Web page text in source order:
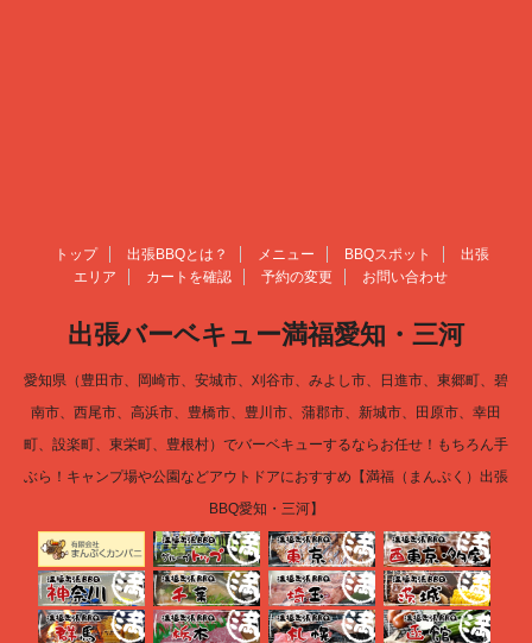
トップ 出張BBQとは？ メニュー BBQスポット
出張
エリア
カートを確認 予約の変更 お問い合わせ
出張バーベキュー満福愛知・三河
愛知県（豊田市、岡崎市、安城市、刈谷市、みよし市、日進市、東郷町、碧
南市、西尾市、高浜市、豊橋市、豊川市、蒲郡市、新城市、田原市、幸田
町、設楽町、東栄町、豊根村）でバーベキューするならお任せ！もちろん手
ぶら！キャンプ場や公園などアウトドアにおすすめ【満福（まんぷく）出張
BBQ愛知・三河】